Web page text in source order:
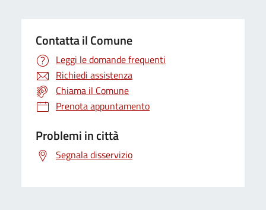
Contatta il Comune
Leggi le domande frequenti
Richiedi assistenza
Chiama il Comune
Prenota appuntamento
Problemi in città
Segnala disservizio